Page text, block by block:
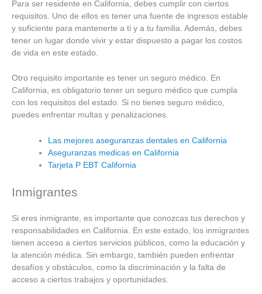
Para ser residente en California, debes cumplir con ciertos
requisitos. Uno de ellos es tener una fuente de ingresos estable
y suficiente para mantenerte a ti y a tu familia. Además, debes
tener un lugar donde vivir y estar dispuesto a pagar los costos
de vida en este estado.
Otro requisito importante es tener un seguro médico. En
California, es obligatorio tener un seguro médico que cumpla
con los requisitos del estado. Si no tienes seguro médico,
puedes enfrentar multas y penalizaciones.
Las mejores aseguranzas dentales en California
Aseguranzas medicas en California
Tarjeta P EBT California
Inmigrantes
Si eres inmigrante, es importante que conozcas tus derechos y
responsabilidades en California. En este estado, los inmigrantes
tienen acceso a ciertos servicios públicos, como la educación y
la atención médica. Sin embargo, también pueden enfrentar
desafíos y obstáculos, como la discriminación y la falta de
acceso a ciertos trabajos y oportunidades.